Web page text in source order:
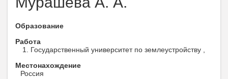
Образование
Работа
Государственный университет по землеустройству ,
Местонахождение
Россия